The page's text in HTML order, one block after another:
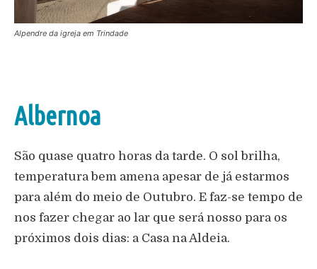
Alpendre da igreja em Trindade
Albernoa
São quase quatro horas da tarde. O sol brilha,
temperatura bem amena apesar de já estarmos
para além do meio de Outubro. E faz-se tempo de
nos fazer chegar ao lar que será nosso para os
próximos dois dias: a Casa na Aldeia.